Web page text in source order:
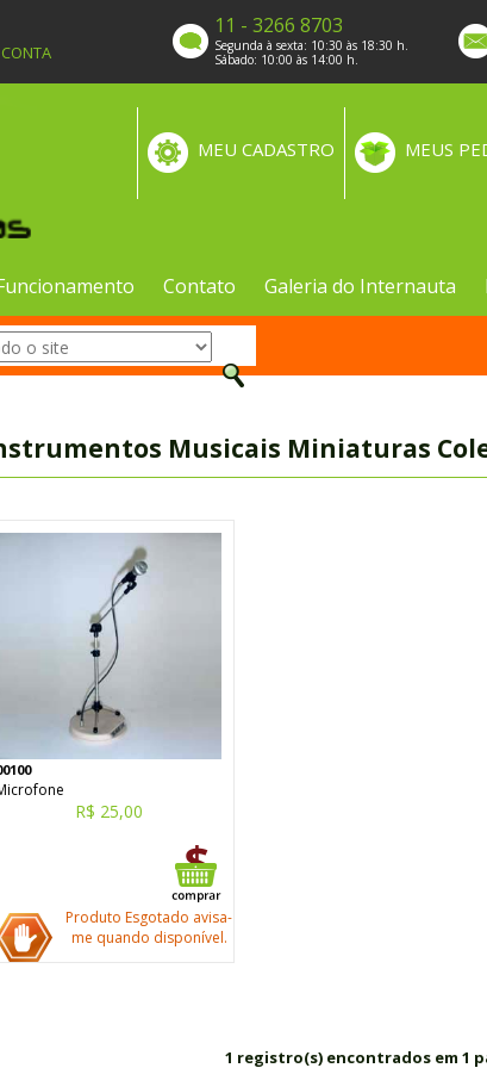
11 - 3266 8703
Segunda à sexta: 10:30 às 18:30 h.
Sábado: 10:00 às 14:00 h.
MEUS
MEU CADASTRO
Contato Galeria do Internauta
Musicais Miniaturas
R$ 25,00
Produto Esgotado avisa-
me quando disponível.
1 registro(s) encontrados em 1